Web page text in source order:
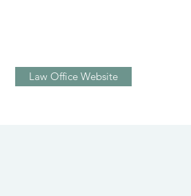
Law Office Website